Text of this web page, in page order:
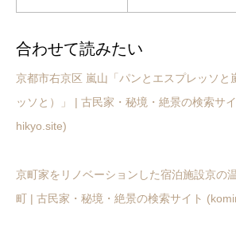
合わせて読みたい
京都市右京区 嵐山「パンとエスプレッソと
ッソと）」 | 古民家・秘境・絶景の検索サ
hikyo.site)
京町家をリノベーションした宿泊施設京の
町 | 古民家・秘境・絶景の検索サイト